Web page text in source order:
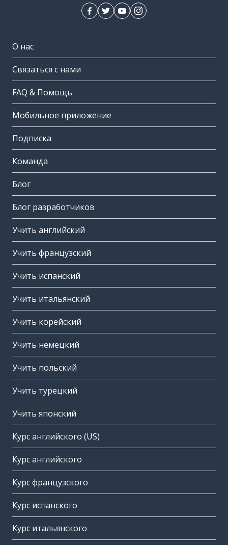
О нас
Связаться с нами
FAQ & Помощь
Мобильное приложение
Подписка
Команда
Блог
Блог разработчиков
Учить английский
Учить французский
Учить испанский
Учить итальянский
Учить корейский
Учить немецкий
Учить польский
Учить турецкий
Учить японский
Курс английского (US)
Курс английского
Курс французского
Курс испанского
Курс итальянского